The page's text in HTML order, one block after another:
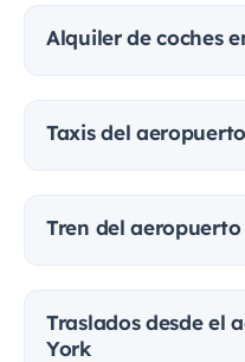
Alquiler de coches
Taxis del
Tren del aeropuerto
Traslados desde el
York